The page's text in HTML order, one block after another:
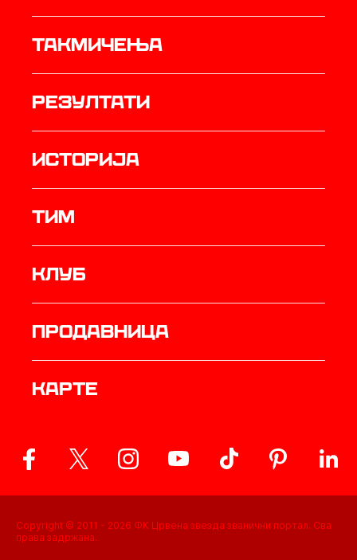
Такмичења
резултати
историја
ТИМ
Клуб
продавница
Карте
Copyright © 2011 - 2026 ФК Црвена звезда званични портал. Сва
права задржана.